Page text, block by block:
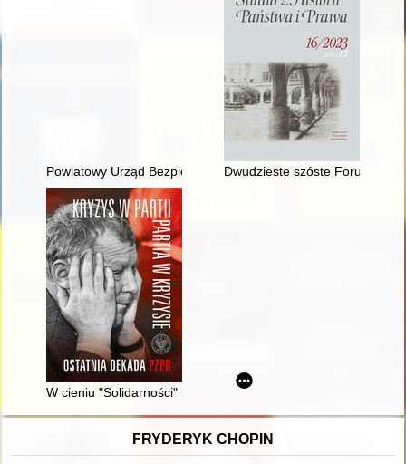
Powiatowy Urząd Bezpieczeństwa Publicznego w Chojnicach
Dwudzieste szóste Forum
W cieniu "Solidarności" : problematyka zachodnich opinii
FRYDERYK CHOPIN